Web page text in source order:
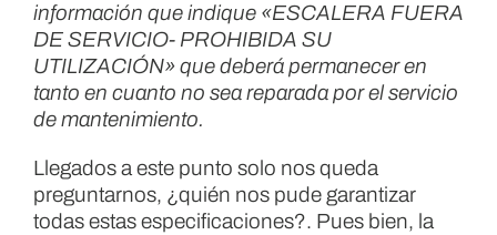
información que indique «ESCALERA FUERA
DE SERVICIO- PROHIBIDA SU
UTILIZACIÓN» que deberá permanecer en
tanto en cuanto no sea reparada por el servicio
de mantenimiento.
Llegados a este punto solo nos queda
preguntarnos, ¿quién nos pude garantizar
todas estas especificaciones?. Pues bien, la